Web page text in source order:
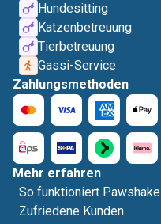
Hundesitting
Katzenbetreuung
Tierbetreuung
Gassi-Service
Zahlungsmethoden
Mehr erfahren
So funktioniert Pawshake
Zufriedene Kunden